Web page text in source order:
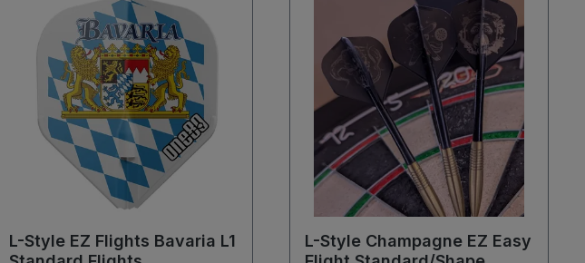
L-Style EZ Flights Bavaria L1
L-Style Champagne EZ Easy